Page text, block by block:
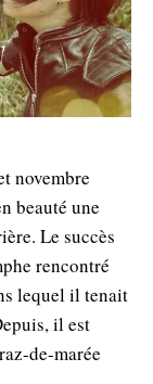
novembre
beauté une
Le succès
rencontré
lequel il tenait
il est
de-marée